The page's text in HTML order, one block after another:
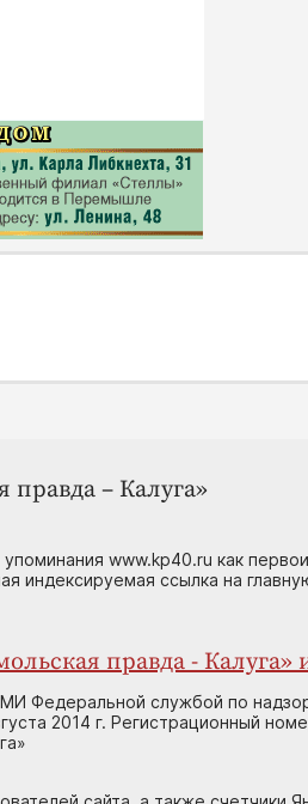
– Калуга»
www.kp40.ru как
индексируемая ссылка на
правда - Калуга»
Федеральной службой по
2014 г. Регистрационный